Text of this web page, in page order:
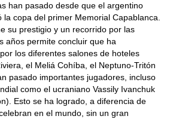
han pasado desde que el argentino
la copa del primer Memorial Capablanca.
su prestigio y un recorrido por las
años permite concluir que ha
los diferentes salones de hoteles
el Meliá Cohíba, el Neptuno-Tritón
pasado importantes jugadores, incluso
como el ucraniano Vassily Ivanchuk
Esto se ha logrado, a diferencia de
en el mundo, sin un gran